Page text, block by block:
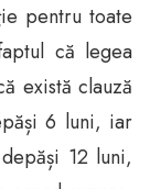
pentru toate
că legea
există clauză
6 luni, iar
12 luni,